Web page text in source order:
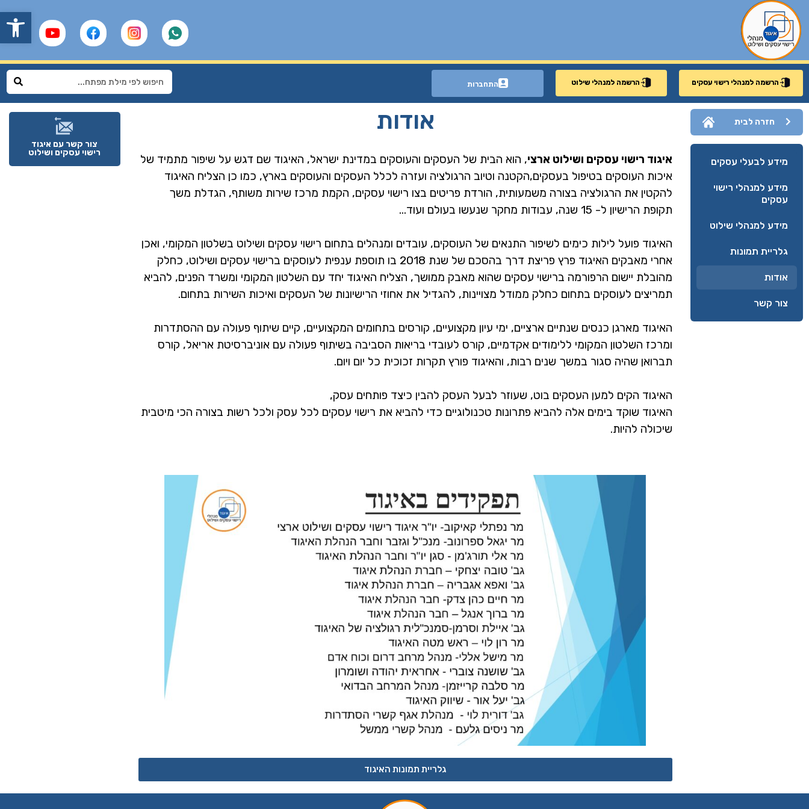
הרשמה למנהלי רישוי עסקים הרשמה למנהלי שילוט התחברות
חזרה לבית
מידע לבעלי עסקים
מידע למנהלי רישוי
עסקים
מידע למנהלי שילוט
גלריית תמונות
אודות
צור קשר
אודות
איגוד רישוי עסקים ושילוט ארצי, הוא הבית של העסקים והעוסקים במדינת ישראל, האיגוד שם דגש על שיפור מתמיד של
איכות העוסקים בטיפול בעסקים,הקטנה וטיוב הרגולציה ועזרה לכלל העסקים והעוסקים בארץ, כמו כן הצליח האיגוד
להקטין את הרגולציה בצורה משמעותית, הורדת פריטים בצו רישוי עסקים, הקמת מרכז שירות משותף, הגדלת משך
תקופת הרישיון ל- 15 שנה, עבודות מחקר שנעשו בעולם ועוד…
האיגוד פועל לילות כימים לשיפור התנאים של העוסקים, עובדים ומנהלים בתחום רישוי עסקים ושילוט בשלטון המקומי, ואכן
אחרי מאבקים האיגוד פרץ פריצת דרך בהסכם של שנת 2018 בו תוספת ענפית לעוסקים ברישוי עסקים ושילוט, כחלק
מהובלת יישום הרפורמה ברישוי עסקים שהוא מאבק ממושך, הצליח האיגוד יחד עם השלטון המקומי ומשרד הפנים, להביא
תמריצים לעוסקים בתחום כחלק ממודל מצויינות, להגדיל את אחוזי הרישיונות של העסקים ואיכות השירות בתחום.
האיגוד מארגן כנסים שנתיים ארציים, ימי עיון מקצועיים, קורסים בתחומים המקצועיים, קיים שיתוף פעולה עם ההסתדרות
ומרכז השלטון המקומי ללימודים אקדמיים, קורס לעובדי בריאות הסביבה בשיתוף פעולה עם אוניברסיטת אריאל, קורס
תברואן שהיה סגור במשך שנים רבות, והאיגוד פורץ תקרות זכוכית כל יום ויום.
האיגוד הקים למען העסקים בוט, שעוזר לבעל העסק להבין כיצד פותחים עסק,
האיגוד שוקד בימים אלה להביא פתרונות טכנולוגיים כדי להביא את רישוי עסקים לכל עסק ולכל רשות בצורה הכי מיטבית
שיכולה להיות.
גלריית תמונות האיגוד
צור קשר עם איגוד
רישוי עסקים ושילוט